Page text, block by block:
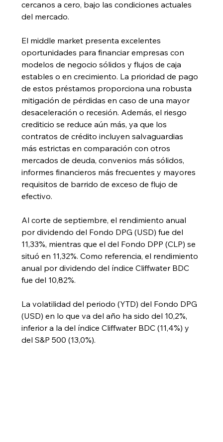
cercanos a cero, bajo las condiciones actuales
del mercado.
El middle market presenta excelentes
oportunidades para financiar empresas con
modelos de negocio sólidos y flujos de caja
estables o en crecimiento. La prioridad de pago
de estos préstamos proporciona una robusta
mitigación de pérdidas en caso de una mayor
desaceleración o recesión. Además, el riesgo
crediticio se reduce aún más, ya que los
contratos de crédito incluyen salvaguardias
más estrictas en comparación con otros
mercados de deuda, convenios más sólidos,
informes financieros más frecuentes y mayores
requisitos de barrido de exceso de flujo de
efectivo.
Al corte de septiembre, el rendimiento anual
por dividendo del Fondo DPG (USD) fue del
11,33%, mientras que el del Fondo DPP (CLP) se
situó en 11,32%. Como referencia, el rendimiento
anual por dividendo del índice Cliffwater BDC
fue del 10,82%.
La volatilidad del periodo (YTD) del Fondo DPG
(USD) en lo que va del año ha sido del 10,2%,
inferior a la del índice Cliffwater BDC (11,4%) y
del S&P 500 (13,0%).